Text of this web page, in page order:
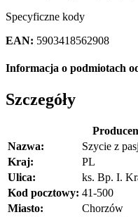
Specyficzne kody
EAN: 5903418562908
Informacja o podmiotach
Szczegóły
Nazwa:
Szycie z
Kraj:
PL
Ulica:
ks. Bp. I.
Kod pocztowy: 41-500
Miasto:
Chorzów